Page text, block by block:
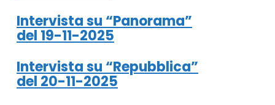
Intervista su “Panorama”
del 19-11-2025
Intervista su “Repubblica”
del 20-11-2025